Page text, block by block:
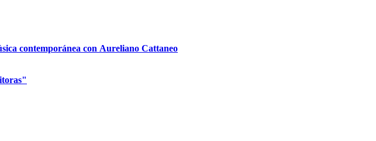
contemporánea con Aureliano Cattaneo